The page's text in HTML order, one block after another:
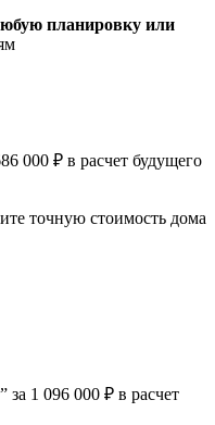
планировку или
000 ₽ в расчет будущего
точную стоимость дома
за 1 096 000 ₽ в расчет